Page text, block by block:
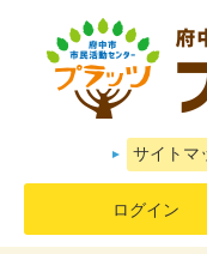
サイトマ
ログイン